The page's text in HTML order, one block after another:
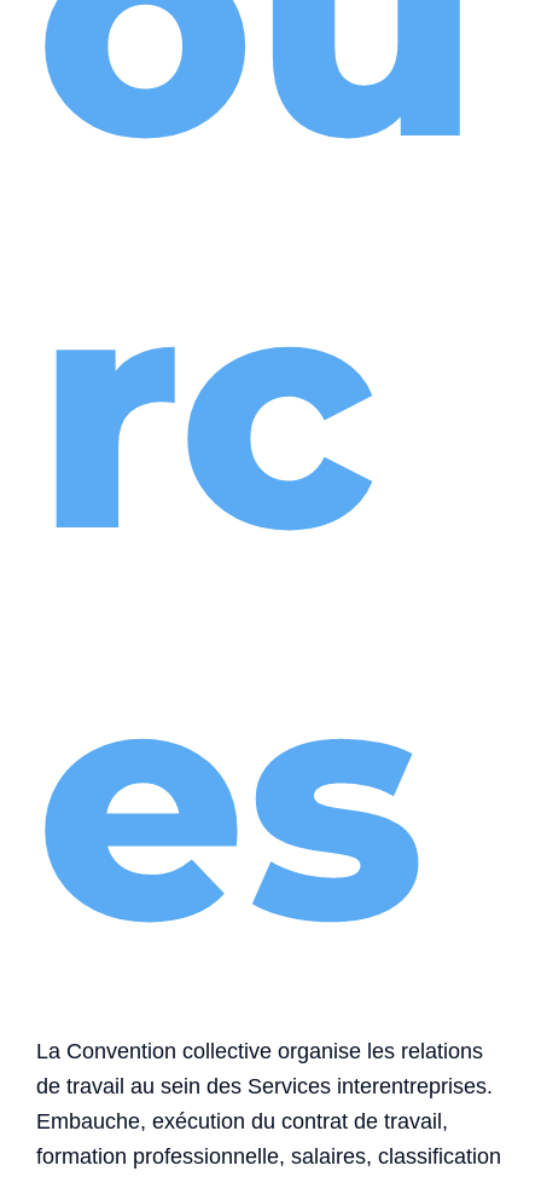
rc
es
La Convention collective organise les relations
de travail au sein des Services interentreprises.
Embauche, exécution du contrat de travail,
formation professionnelle, salaires, classification